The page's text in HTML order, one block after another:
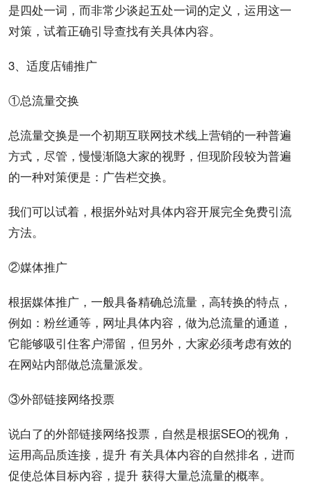
是四处一词，而非常少谈起五处一词的定义，运用这一
对策，试着正确引导查找有关具体内容。
3、适度店铺推广
①总流量交换
总流量交换是一个初期互联网技术线上营销的一种普遍
方式，尽管，慢慢渐隐大家的视野，但现阶段较为普遍
的一种对策便是：广告栏交换。
我们可以试着，根据外站对具体内容开展完全免费引流
方法。
②媒体推广
根据媒体推广，一般具备精确总流量，高转换的特点，
例如： 粉丝通等，网址具体内容，做为总流量的通道，
它能够吸引住客户滞留，但另外，大家必须考虑有效的
在网站内部做总流量派发。
③外部链接网络投票
说白了的外部链接网络投票，自然是根据SEO的视角，
运用高品质连接，提升 有关具体内容的自然排名 ，进而
促使总体目标內容，提升 获得大量总流量的概率。